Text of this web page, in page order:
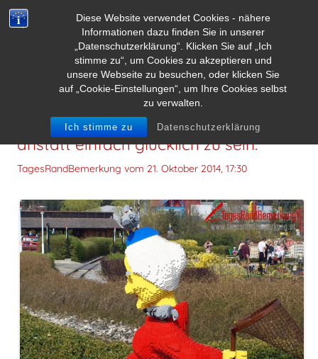
Diese Website verwendet Cookies - nähere
Informationen dazu finden Sie in unserer
„Datenschutzerklärung“. Klicken Sie auf „Ich
stimme zu“, um Cookies zu akzeptieren und
unsere Webseite zu besuchen, oder klicken Sie
auf „Cookie-Einstellungen“, um Ihre Cookies selbst
zu verwalten.
Ich stimme zu Datenschutzerklärung
Manchmal denkt man zu viel nach,
anstatt einfach glücklich zu sein.
TagesRandBemerkung vom 21. Oktober 2014, 17:30